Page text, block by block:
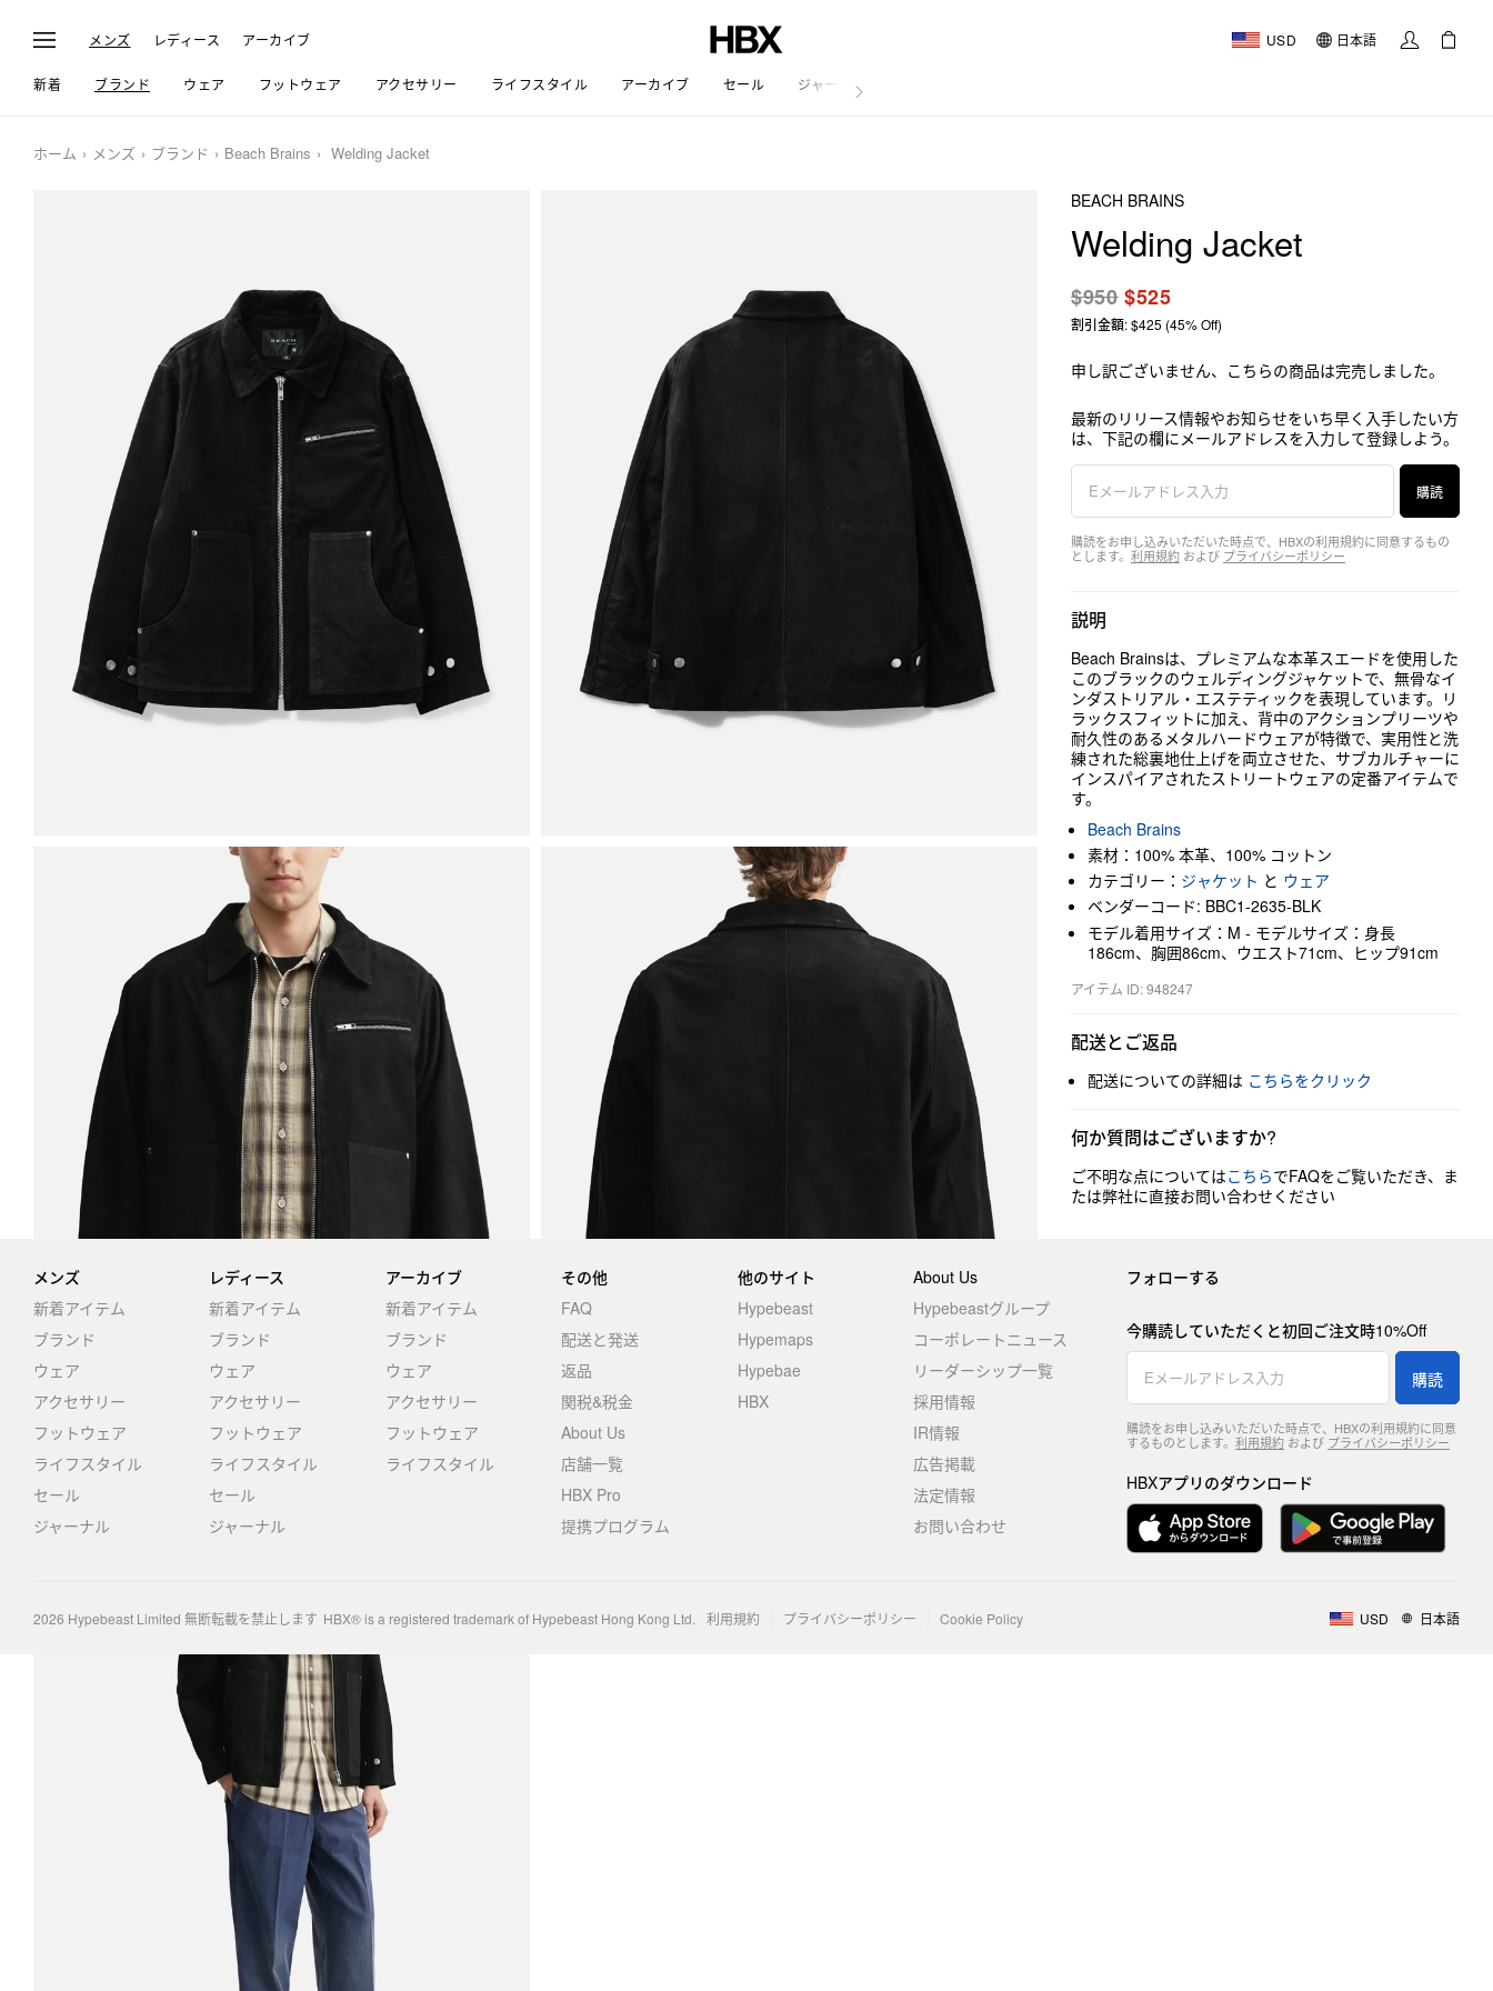
メンズ レディース アーカイブ USD 日本語
新着 ブランド ウェア フットウェア アクセサリー ライフスタイル アーカイブ セール ジャーナル
ホーム メンズ ブランド Beach Brains Welding Jacket
BEACH BRAINS
Welding Jacket
$950$525
割引金額: $425 (45% Off)
申し訳ございません、こちらの商品は完売しました。
最新のリリース情報やお知らせをいち早く入手したい方
は、下記の欄にメールアドレスを入力して登録しよう。
購読
購読をお申し込みいただいた時点で、HBXの利用規約に同意するもの
とします。 利用規約 および プライバシーポリシー
説明
Beach Brainsは、プレミアムな本革スエードを使用した
このブラックのウェルディングジャケットで、無骨なイ
ンダストリアル・エステティックを表現しています。リ
ラックスフィットに加え、背中のアクションプリーツや
耐久性のあるメタルハードウェアが特徴で、実用性と洗
練された総裏地仕上げを両立させた、サブカルチャーに
インスパイアされたストリートウェアの定番アイテムで
す。
Beach Brains
素材：100% 本革、100% コットン
カテゴリー： ジャケット と ウェア
ベンダーコード: BBC1-2635-BLK
モデル着用サイズ：M - モデルサイズ：身長
186cm、胸囲86cm、ウエスト71cm、ヒップ91cm
アイテム ID: 948247
配送とご返品
配送についての詳細は こちらをクリック
何か質問はございますか?
ご不明な点についてはこちらでFAQをご覧いただき、ま
たは弊社に直接お問い合わせください
メンズ
新着アイテム
ブランド
ウェア
アクセサリー
フットウェア
ライフスタイル
セール
ジャーナル
レディース
新着アイテム
ブランド
ウェア
アクセサリー
フットウェア
ライフスタイル
セール
ジャーナル
アーカイブ
新着アイテム
ブランド
ウェア
アクセサリー
フットウェア
ライフスタイル
その他
FAQ
配送と発送
返品
関税&税金
About Us
店舗一覧
HBX Pro
提携プログラム
他のサイト
Hypebeast
Hypemaps
Hypebae
HBX
About Us
Hypebeastグループ
コーポレートニュース
リーダーシップ一覧
採用情報
IR情報
広告掲載
法定情報
お問い合わせ
フォローする
今購読していただくと初回ご注文時10%Off
購読
購読をお申し込みいただいた時点で、HBXの利用規約に同意
するものとします。 利用規約および プライバシーポリシー
HBXアプリのダウンロード
2026 Hypebeast Limited 無断転載を禁止します HBX® is a registered trademark of Hypebeast Hong Kong Ltd. 利用規約 プライバシーポリシー Cookie Policy USD 日本語